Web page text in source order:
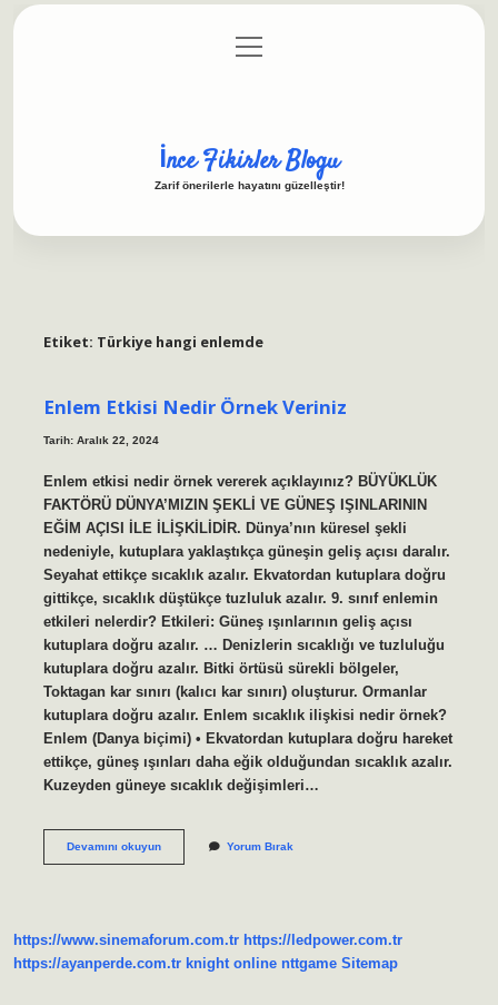
Gizlilik Politikası
menüyü
aç
İnce Fikirler Blogu
Zarif önerilerle hayatını güzelleştir!
Etiket: Türkiye hangi enlemde
Enlem Etkisi Nedir Örnek Veriniz
Tarih: Aralık 22, 2024
Enlem etkisi nedir örnek vererek açıklayınız? BÜYÜKLÜK
FAKTÖRÜ DÜNYA’MIZIN ŞEKLİ VE GÜNEŞ IŞINLARININ
EĞİM AÇISI İLE İLİŞKİLİDİR. Dünya’nın küresel şekli
nedeniyle, kutuplara yaklaştıkça güneşin geliş açısı daralır.
Seyahat ettikçe sıcaklık azalır. Ekvatordan kutuplara doğru
gittikçe, sıcaklık düştükçe tuzluluk azalır. 9. sınıf enlemin
etkileri nelerdir? Etkileri: Güneş ışınlarının geliş açısı
kutuplara doğru azalır. … Denizlerin sıcaklığı ve tuzluluğu
kutuplara doğru azalır. Bitki örtüsü sürekli bölgeler,
Toktagan kar sınırı (kalıcı kar sınırı) oluşturur. Ormanlar
kutuplara doğru azalır. Enlem sıcaklık ilişkisi nedir örnek?
Enlem (Danya biçimi) • Ekvatordan kutuplara doğru hareket
ettikçe, güneş ışınları daha eğik olduğundan sıcaklık azalır.
Kuzeyden güneye sıcaklık değişimleri…
Devamını okuyunEnlem
Yorum Bırak
https://www.sinemaforum.com.tr https://ledpower.com.tr
https://ayanperde.com.tr knight online nttgame Sitemap